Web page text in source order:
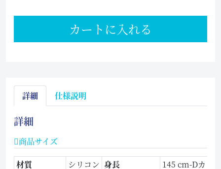
カートに入れる
詳細 仕様説明
詳細
商品サイズ
材質 シリコン 身長
145 cm-Dカップ